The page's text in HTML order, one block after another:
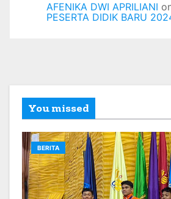
AFENIKA DWI APRILIANI
PESERTA DIDIK BARU
You missed
BERITA